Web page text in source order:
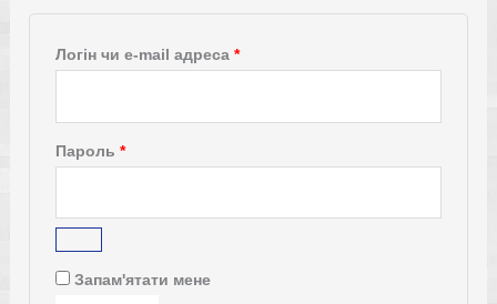
Логін чи e-mail адреса*Обов’язкове
Пароль*Обов’язкове
Запам'ятати мене